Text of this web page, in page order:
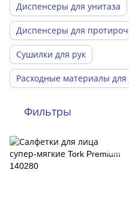
Диспенсеры для унитаза
Диспенсеры для
Сушилки для рук
Расходные материалы для
Фильтры